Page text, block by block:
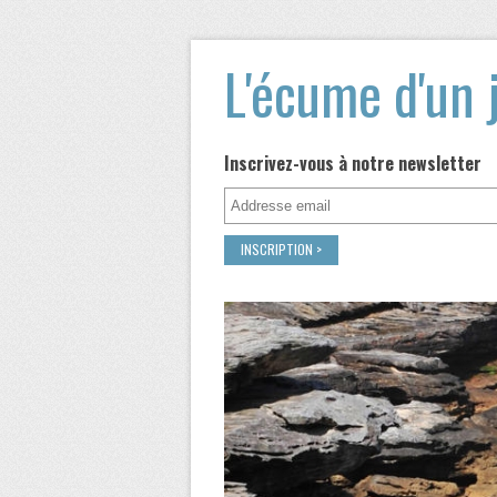
L'écume
Inscrivez-vous à notre newsletter